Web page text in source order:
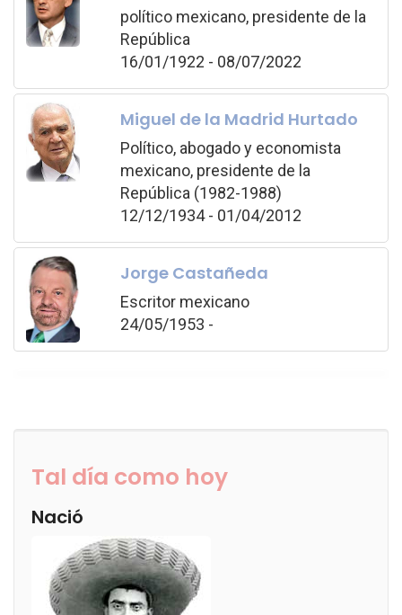
político mexicano, presidente de la
República
16/01/1922 - 08/07/2022
Miguel de la Madrid Hurtado
Político, abogado y economista
mexicano, presidente de la
República (1982-1988)
12/12/1934 - 01/04/2012
Jorge Castañeda
Escritor mexicano
24/05/1953 -
Tal día como hoy
Nació